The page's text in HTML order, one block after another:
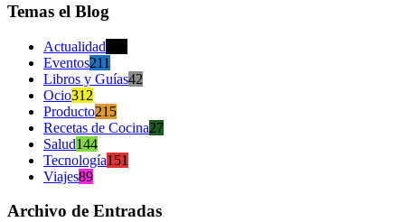
Temas el Blog
Actualidad
Eventos211
Libros y Guías42
Ocio312
Producto215
Recetas de Cocina27
Salud144
Tecnología151
Viajes89
Archivo de Entradas